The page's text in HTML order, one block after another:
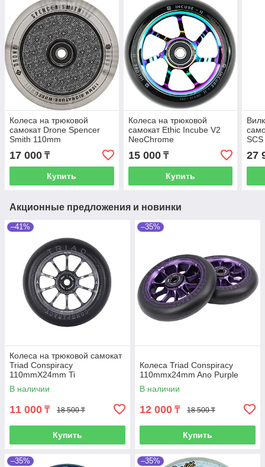
Колеса на трюковой
самокат Drone Spencer
Smith 110mm
17 000 ₸
Купить
Колеса на трюковой
самокат Ethic Incube V2
NeoChrome
15 000₸
Купить
27
Акционные предложения и новинки
–41%
Колеса на трюковой самокат
Triad Conspiracy
110mmX24mm Ti
В наличии
11 000 ₸ 18 500 ₸
Купить
–35%
Колеса Triad Conspiracy
110mmx24mm Ano Purple
В наличии
12 000 ₸ 18 500 ₸
Купить
–35% –35%